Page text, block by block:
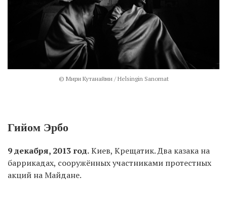
© Мири Кутанайми / Helsingin Sanomat
Гийом Эрбо
9 декабря, 2013 год.Киев, Крещатик. Два казака на
баррикадах, сооружённых участниками протестных
акций на Майдане.